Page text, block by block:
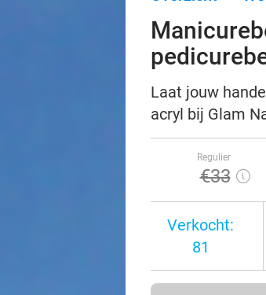
Laat jouw
acryl bij Glam
Regulier
€33
Verkocht:
81